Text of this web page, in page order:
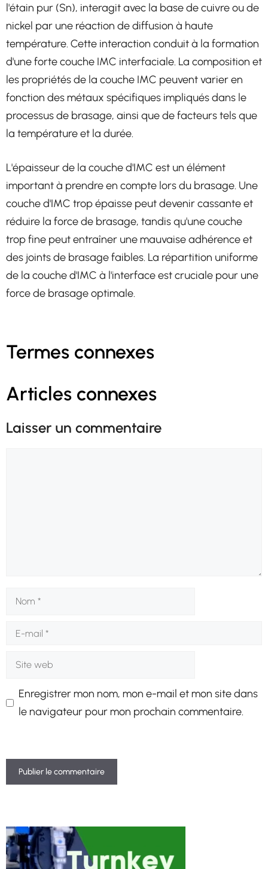
l'étain pur (Sn), interagit avec la base de cuivre ou de
nickel par une réaction de diffusion à haute
température. Cette interaction conduit à la formation
d'une forte couche IMC interfaciale. La composition et
les propriétés de la couche IMC peuvent varier en
fonction des métaux spécifiques impliqués dans le
processus de brasage, ainsi que de facteurs tels que
la température et la durée.
L'épaisseur de la couche d'IMC est un élément
important à prendre en compte lors du brasage. Une
couche d'IMC trop épaisse peut devenir cassante et
réduire la force de brasage, tandis qu'une couche
trop fine peut entraîner une mauvaise adhérence et
des joints de brasage faibles. La répartition uniforme
de la couche d'IMC à l'interface est cruciale pour une
force de brasage optimale.
Termes connexes
Articles connexes
Laisser un commentaire
Nom
Site
Enregistrer mon nom, mon e-mail et mon site dans
le navigateur pour mon prochain commentaire.
t
e
r